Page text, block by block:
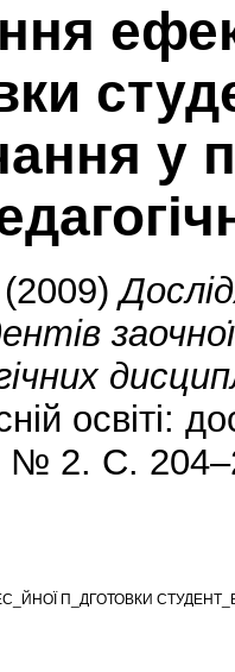
у
(2009)
освіті:
№ 2. С.
П_ДГОТОВКИ